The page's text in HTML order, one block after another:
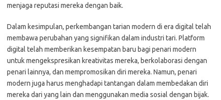
menjaga reputasi mereka dengan baik.
Dalam kesimpulan, perkembangan tarian modern di era digital telah
membawa perubahan yang signifikan dalam industri tari. Platform
digital telah memberikan kesempatan baru bagi penari modern
untuk mengekspresikan kreativitas mereka, berkolaborasi dengan
penari lainnya, dan mempromosikan diri mereka. Namun, penari
modern juga harus menghadapi tantangan dalam membedakan diri
mereka dari yang lain dan menggunakan media sosial dengan bijak.